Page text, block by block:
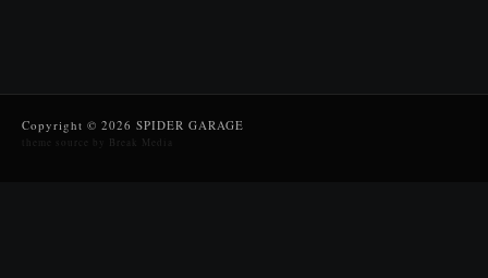
Copyright © 2026 SPIDER GARAGE
theme source by Break Media